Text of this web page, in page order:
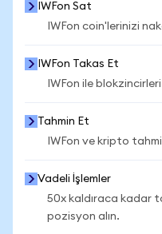
IWFon Sat
IWFon coin'lerinizi
IWFon Takas Et
IWFon ile
Tahmin Et
IWFon ve kripto
Vadeli İşlemler
50x kaldıraca kadar
pozisyon alın.